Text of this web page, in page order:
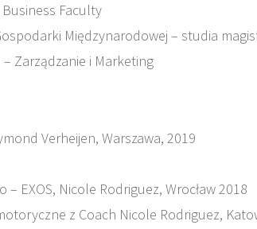
Faculty
Międzynarodowej – studia
– Zarządzanie i Marketing
Verheijen, Warszawa, 2019
EXOS, Nicole Rodriguez, Wrocław 2018
z Coach Nicole Rodriguez,